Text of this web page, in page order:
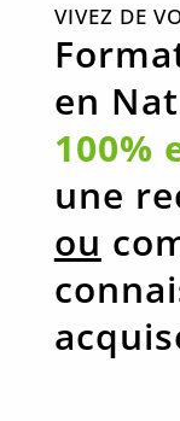
VIVEZ DE
en
100%
une
ou